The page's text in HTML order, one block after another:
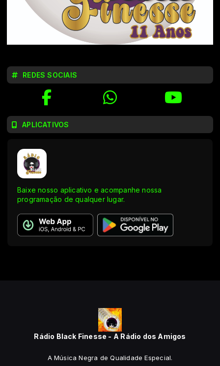
REDES SOCIAIS
APLICATIVOS
Baixe nosso aplicativo e acompanhe nossa
programação de qualquer lugar.
Rádio Black Finesse - A Rádio dos Amigos
A Música Negra de Qualidade Especial.